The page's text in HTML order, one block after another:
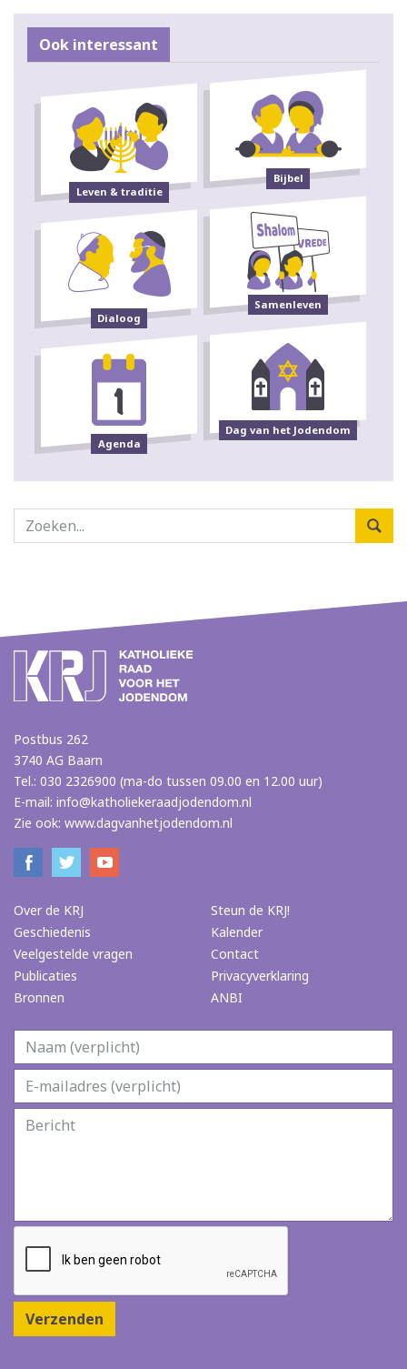
Ook interessant
Leven & traditie
Bijbel
Dialoog
Samenleven
Agenda
Dag van het Jodendom
Postbus 262
3740 AG Baarn
Tel.: 030 2326900 (ma-do tussen 09.00 en 12.00 uur)
E-mail: info@katholiekeraadjodendom.nl
Zie ook: www.dagvanhetjodendom.nl
Over de KRJ
Geschiedenis
Veelgestelde vragen
Publicaties
Bronnen
Steun de KRJ!
Kalender
Contact
Privacyverklaring
ANBI
Verzenden